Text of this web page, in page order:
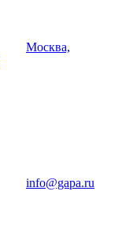
Москва,
info@gapa.ru